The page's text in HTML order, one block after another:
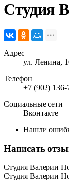
Студия
Адрес
ул. Ленина,
Телефон
+7 (902) 136-
Социальные сети
Вконтакте
Нашли
Написать
Студия Валерии
Студия Валерии